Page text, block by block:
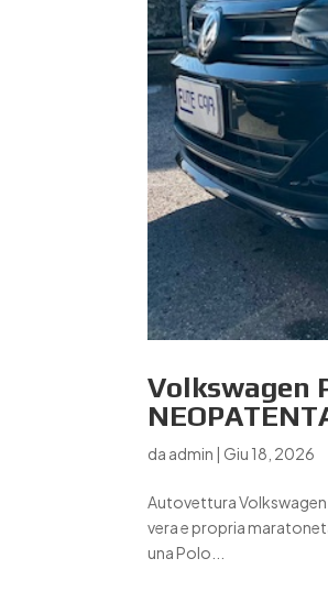
Volkswagen
da admin | Giu 18, 2026
Autovettura Volkswagen
vera e propria
una Polo...